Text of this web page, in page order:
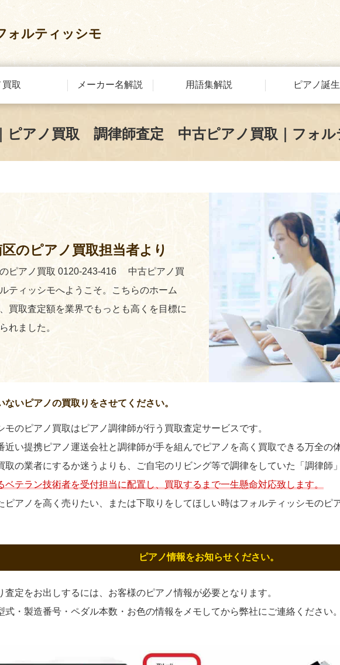
ォルティッシモ
買取 メーカー名解説 用語集解説 ピアノ誕
ピアノ買取 調律師査定 中古ピアノ買取｜フォル
のピアノ買取担当者より
ピアノ買取 0120-243-416 中古ピアノ買
ティッシモへようこそ。こちらのホーム
買取査定額を業界でもっとも高くを目標に
れました。
ないピアノの買取りをさせてください。
モのピアノ買取はピアノ調律師が行う買取査定サービスです。
近い提携ピアノ運送会社と調律師が手を組んでピアノを高く買取できる万全の
取の業者にするか迷うよりも、ご自宅のリビング等で調律をしていた「調律師
ベテラン技術者を受付担当に配置し、買取するまで一生懸命対応致します。
ピアノを高く売りたい、または下取りをしてほしい時はフォルティッシモのピ
ピアノ情報をお知らせください。
査定をお出しするには、お客様のピアノ情報が必要となります。
式・製造番号・ペダル本数・お色の情報をメモしてから弊社にご連絡ください